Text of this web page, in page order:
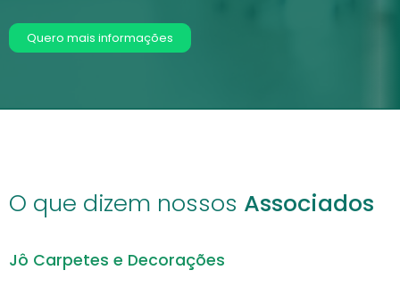
Quero mais informações
O que dizem nossos Associados
Jô Carpetes e Decorações